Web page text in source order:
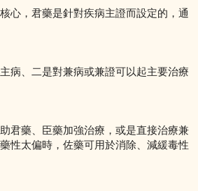
心，君藥是針對疾病主證而設定的，通
病、二是對兼病或兼證可以起主要治療
君藥、臣藥加強治療，或是直接治療兼
性太偏時，佐藥可用於消除、減緩毒性